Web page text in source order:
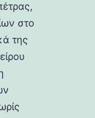
στο
της